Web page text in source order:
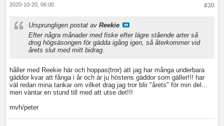
#30
2020-10-20, 06:00
Ursprungligen postat av Reekie
Efter några månader med fiske efter lägre stående arter så
drog högsäsongen för gädda igång igen, så återkommer vid
årets slut med mitt bidrag.
håller med Reekie här och hoppas(tror) att jag har många underbara
gäddor kvar att fånga i år och är ju höstens gäddor som gäller!!! har
väl redan mina tankar om vilket drag jag tror blir "årets" för min del...
men väntar en stund till med att utse det!!!
mvh/peter